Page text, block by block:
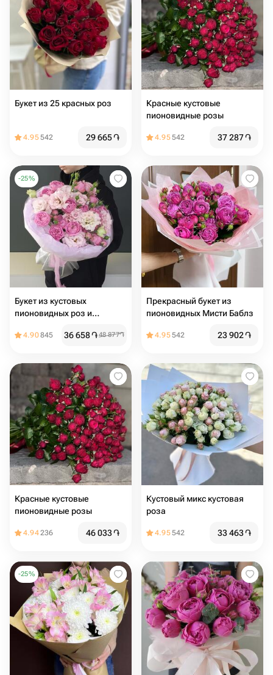
Букет из 25 красных роз
4.95542 29 665֏
Красные кустовые
пионовидные розы
4.95542 37 287֏
-25%
Букет из кустовых
пионовидных роз и
4.90845 36 658֏48 877֏
Прекрасный букет из
пионовидных Мисти Баблз
4.95542 23 902֏
Красные кустовые
пионовидные розы
4.94236 46 033֏
Кустовый микс кустовая
роза
4.95542 33 463֏
-25%